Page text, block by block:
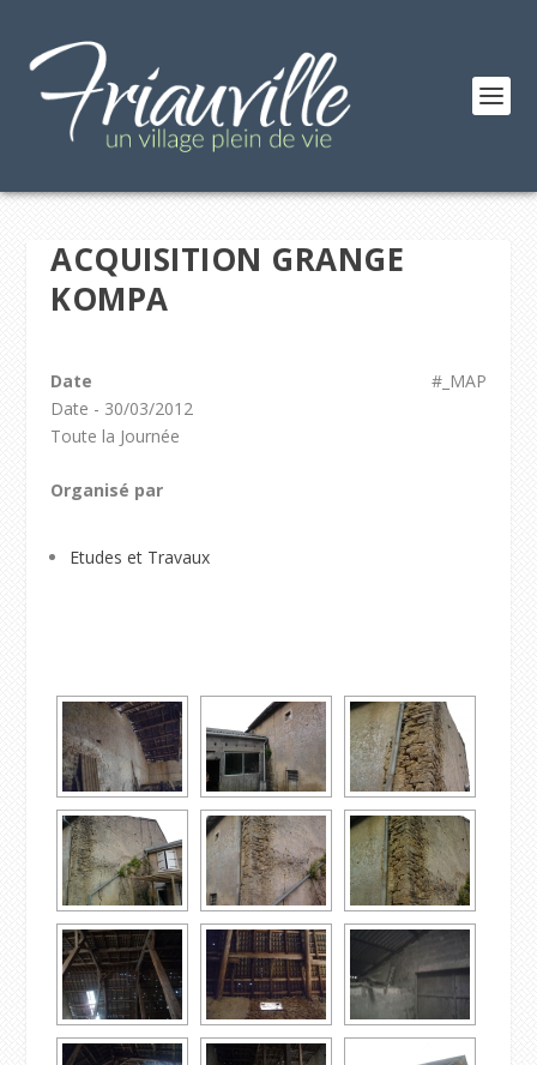
ACQUISITION GRANGE
KOMPA
#_MAP
Date
Date - 30/03/2012
Toute la Journée
Organisé par
Etudes et Travaux